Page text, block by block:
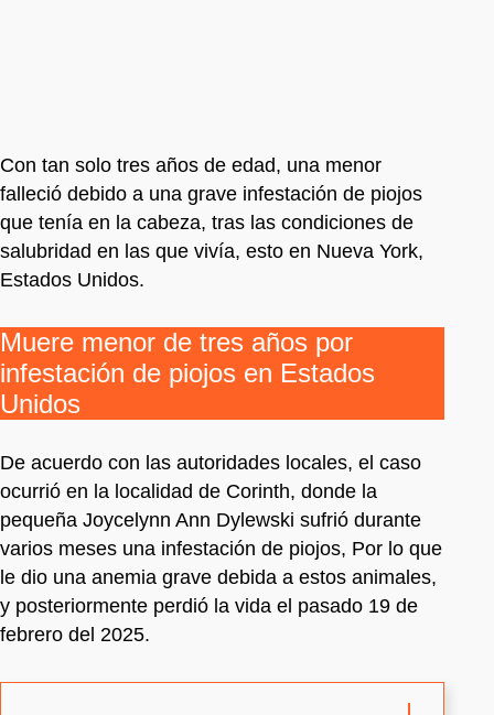
Con tan solo tres años de edad, una menor
falleció debido a una grave infestación de piojos
que tenía en la cabeza, tras las condiciones de
salubridad en las que vivía, esto en Nueva York,
Estados Unidos.
Muere menor de tres años por
infestación de piojos en Estados
Unidos
De acuerdo con las autoridades locales, el caso
ocurrió en la localidad de Corinth, donde la
pequeña Joycelynn Ann Dylewski sufrió durante
varios meses una infestación de piojos, Por lo que
le dio una anemia grave debida a estos animales,
y posteriormente perdió la vida el pasado 19 de
febrero del 2025.